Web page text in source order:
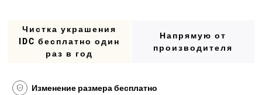
Чистка украшения
IDC бесплатно один
раз в год
Напрямую от
производителя
Изменение размера бесплатно